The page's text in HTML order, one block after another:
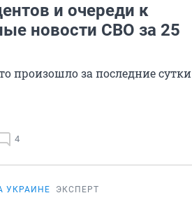
и очереди к
новости СВО за 25
произошло за последние сутки
4
УКРАИНЕ ЭКСПЕРТ